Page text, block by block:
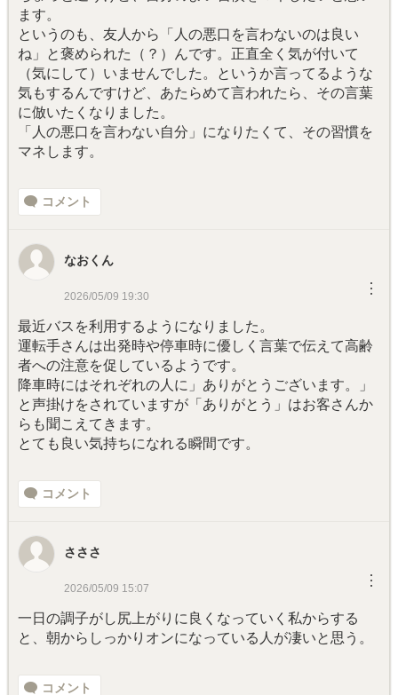
ます。
というのも、友人から「人の悪口を言わないのは良い
ね」と褒められた（？）んです。正直全く気が付いて
（気にして）いませんでした。というか言ってるような
気もするんですけど、あたらめて言われたら、その言葉
に倣いたくなりました。
「人の悪口を言わない自分」になりたくて、その習慣を
マネします。
コメント
なおくん
2026/05/09 19:30 ︙
最近バスを利用するようになりました。
運転手さんは出発時や停車時に優しく言葉で伝えて高齢
者への注意を促しているようです。
降車時にはそれぞれの人に」ありがとうございます。」
と声掛けをされていますが「ありがとう」はお客さんか
らも聞こえてきます。
とても良い気持ちになれる瞬間です。
コメント
さささ
2026/05/09 15:07 ︙
一日の調子がし尻上がりに良くなっていく私からする
と、朝からしっかりオンになっている人が凄いと思う。
コメント